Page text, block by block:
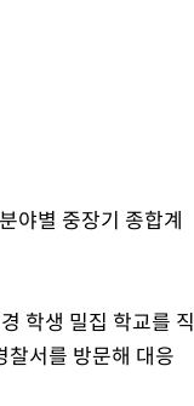
야별 중장기 종합계
학생 밀집 학교를 직
서를 방문해 대응